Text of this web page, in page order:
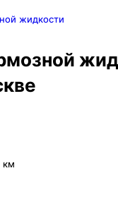
жидкости
км